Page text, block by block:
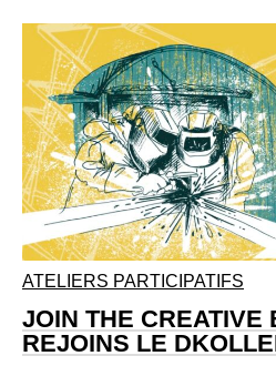
ATELIERS PARTICIPATIFS
JOIN THE
REJOINS LE